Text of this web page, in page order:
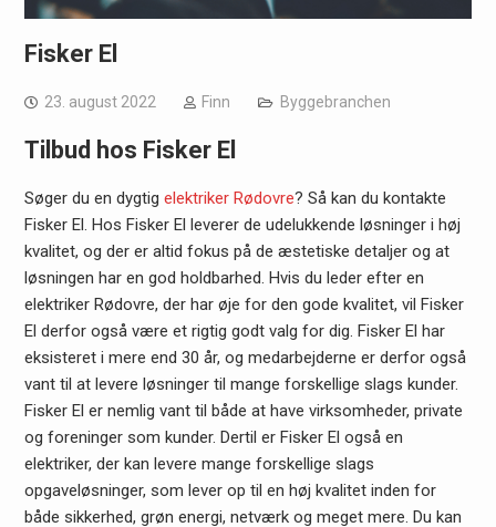
Fisker El
23. august 2022 Finn Byggebranchen
Tilbud hos Fisker El
Søger du en dygtig elektriker Rødovre? Så kan du kontakte
Fisker El. Hos Fisker El leverer de udelukkende løsninger i høj
kvalitet, og der er altid fokus på de æstetiske detaljer og at
løsningen har en god holdbarhed. Hvis du leder efter en
elektriker Rødovre, der har øje for den gode kvalitet, vil Fisker
El derfor også være et rigtig godt valg for dig. Fisker El har
eksisteret i mere end 30 år, og medarbejderne er derfor også
vant til at levere løsninger til mange forskellige slags kunder.
Fisker El er nemlig vant til både at have virksomheder, private
og foreninger som kunder. Dertil er Fisker El også en
elektriker, der kan levere mange forskellige slags
opgaveløsninger, som lever op til en høj kvalitet inden for
både sikkerhed, grøn energi, netværk og meget mere. Du kan